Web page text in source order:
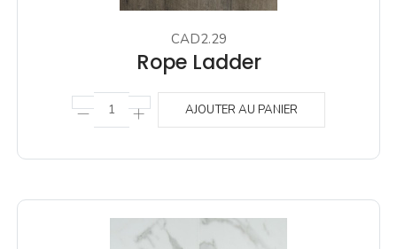
CAD2.29
Rope Ladder
AJOUTER AU PANIER